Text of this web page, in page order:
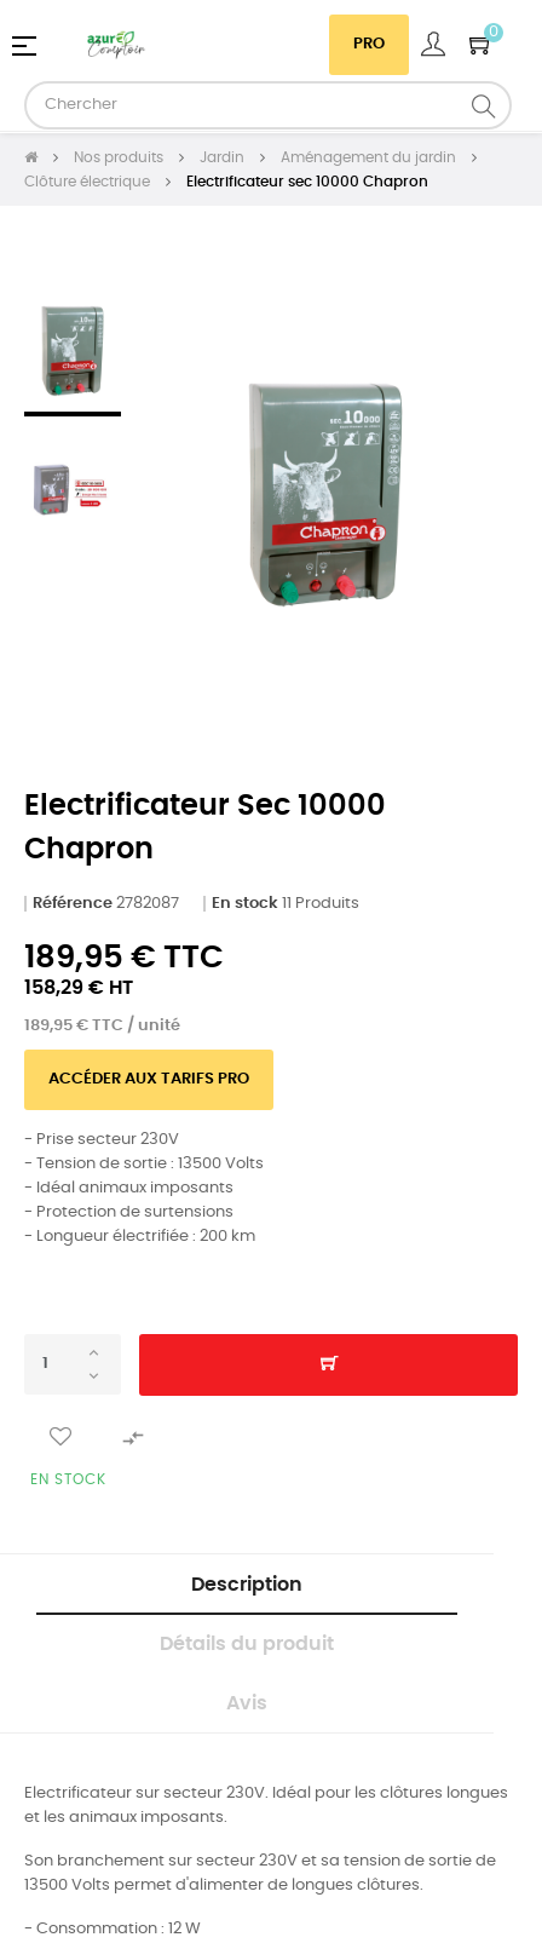
PRO
0
Basculer
navigation
☰
Nos produits Jardin
Aménagement du jardin
Clôture électrique
Electrificateur sec 10000 Chapron
Electrificateur Sec 10000
Chapron
Référence 2782087 En stock 11 Produits
189,95 € TTC
158,29 € HT
189,95 € TTC / unité
ACCÉDER AUX TARIFS PRO
- Prise secteur 230V
- Tension de sortie : 13500 Volts
- Idéal animaux imposants
- Protection de surtensions
- Longueur électrifiée : 200 km

EN STOCK
Description
Détails du produit
Avis
Electrificateur sur secteur 230V. Idéal pour les clôtures longues
et les animaux imposants.
Son branchement sur secteur 230V et sa tension de sortie de
13500 Volts permet d'alimenter de longues clôtures.
- Consommation : 12 W